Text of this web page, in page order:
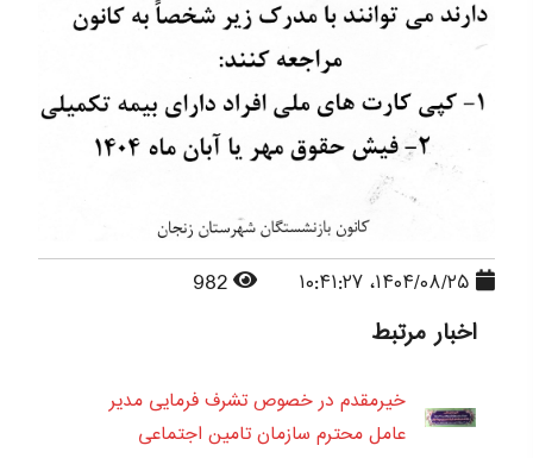
اخبار مرتبط
خیرمقدم در خصوص تشرف فرمایی مدیر
عامل محترم سازمان تامین اجتماعی